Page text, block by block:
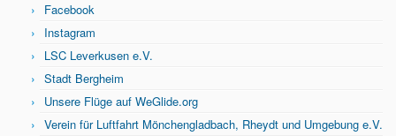
Facebook
Instagram
LSC Leverkusen e.V.
Stadt Bergheim
Unsere Flüge auf WeGlide.org
Verein für Luftfahrt Mönchengladbach, Rheydt und Umgebung e.V.